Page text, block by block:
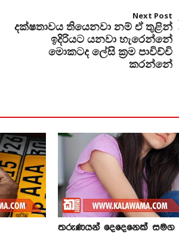
Next Post
දක්ෂතාවය තියෙනවා නම් ඒ තුළින්
ඉදිරියට යනවා හැරෙන්නේ
මොකටද ලේසි ක්‍රම පාවිච්චි
කරන්නේ
තරුණයන් දෙදෙනෙක් සමග